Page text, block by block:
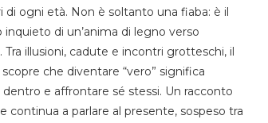
di ogni età. Non è soltanto una fiaba: è il
inquieto di un’anima di legno verso
Tra illusioni, cadute e incontri grotteschi, il
che diventare “vero” significa
dentro e affrontare sé stessi. Un racconto
continua a parlare al presente, sospeso tra